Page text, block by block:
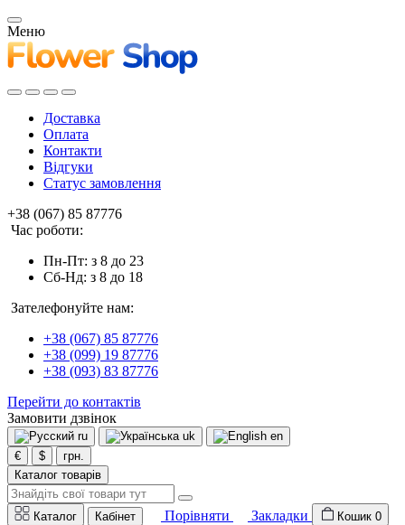
Меню
Доставка
Оплата
Контакти
Відгуки
Статус замовлення
+38 (067) 85 87776
Час роботи:
Пн-Пт: з 8 до 23
Сб-Нд: з 8 до 18
Зателефонуйте нам:
+38 (067) 85 87776
+38 (099) 19 87776
+38 (093) 83 87776
Перейти до контактів
Замовити дзвінок
ru uk
en
€
$
грн.
Каталог товарів
Каталог Кабінет Порівняти Закладки Кошик 0